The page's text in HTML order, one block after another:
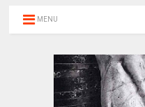
MENU